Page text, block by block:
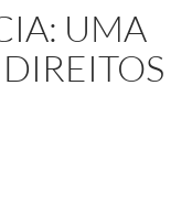
UMA
uma perspectiva